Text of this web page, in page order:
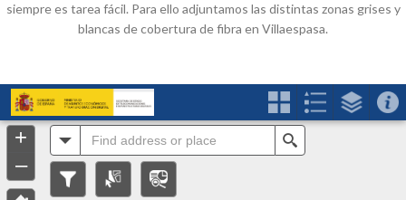
siempre es tarea fácil. Para ello adjuntamos las distintas zonas grises y
blancas de cobertura de fibra en Villaespasa.